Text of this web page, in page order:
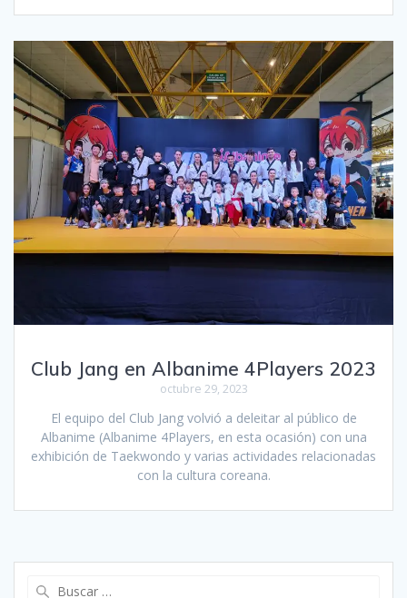
Club Jang en Albanime 4Players 2023
octubre 29, 2023
El equipo del Club Jang volvió a deleitar al público de
Albanime (Albanime 4Players, en esta ocasión) con una
exhibición de Taekwondo y varias actividades relacionadas
con la cultura coreana.